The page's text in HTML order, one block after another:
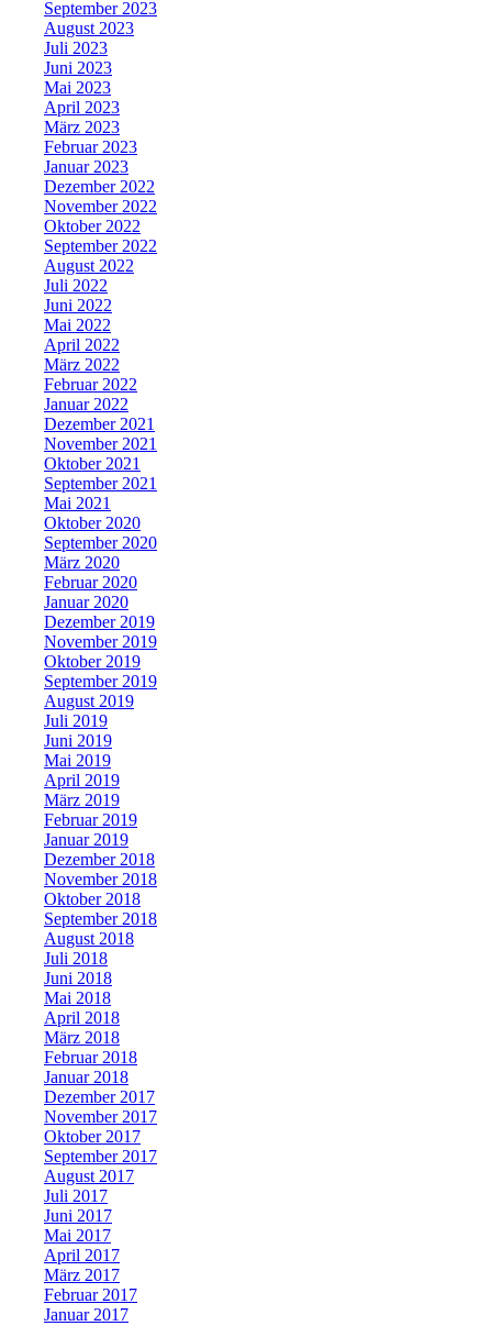
September 2023
August 2023
Juli 2023
Juni 2023
Mai 2023
April 2023
März 2023
Februar 2023
Januar 2023
Dezember 2022
November 2022
Oktober 2022
September 2022
August 2022
Juli 2022
Juni 2022
Mai 2022
April 2022
März 2022
Februar 2022
Januar 2022
Dezember 2021
November 2021
Oktober 2021
September 2021
Mai 2021
Oktober 2020
September 2020
März 2020
Februar 2020
Januar 2020
Dezember 2019
November 2019
Oktober 2019
September 2019
August 2019
Juli 2019
Juni 2019
Mai 2019
April 2019
März 2019
Februar 2019
Januar 2019
Dezember 2018
November 2018
Oktober 2018
September 2018
August 2018
Juli 2018
Juni 2018
Mai 2018
April 2018
März 2018
Februar 2018
Januar 2018
Dezember 2017
November 2017
Oktober 2017
September 2017
August 2017
Juli 2017
Juni 2017
Mai 2017
April 2017
März 2017
Februar 2017
Januar 2017